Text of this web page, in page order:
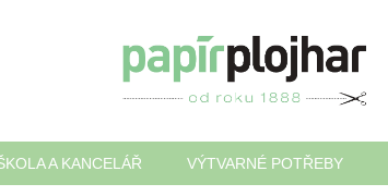
A KANCELÁŘ VÝTVARNÉ POTŘEBY